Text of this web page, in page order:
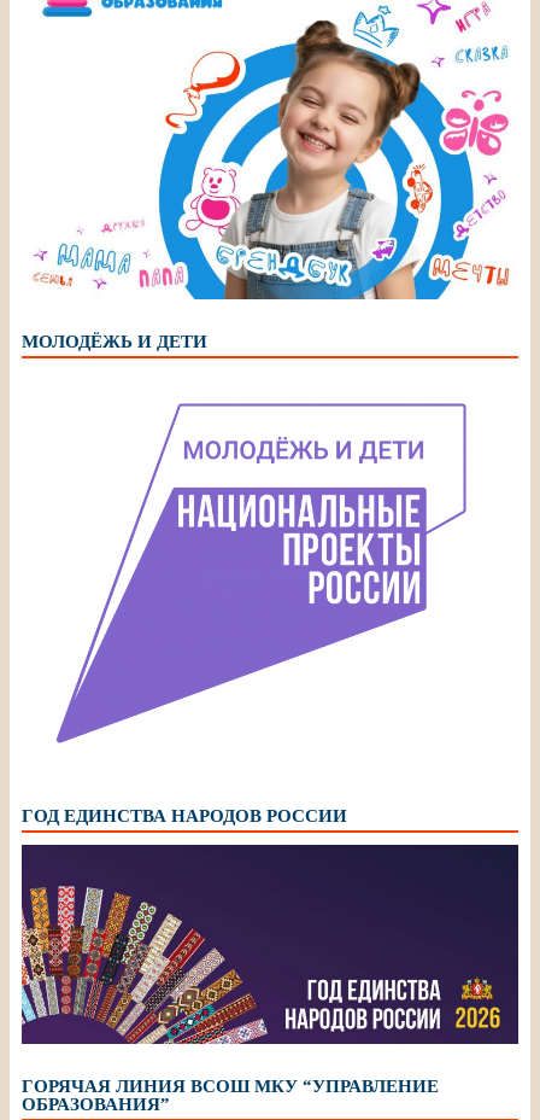
МОЛОДЁЖЬ И ДЕТИ
ГОД ЕДИНСТВА НАРОДОВ РОССИИ
ГОРЯЧАЯ ЛИНИЯ ВСОШ МКУ “УПРАВЛЕНИЕ
ОБРАЗОВАНИЯ”